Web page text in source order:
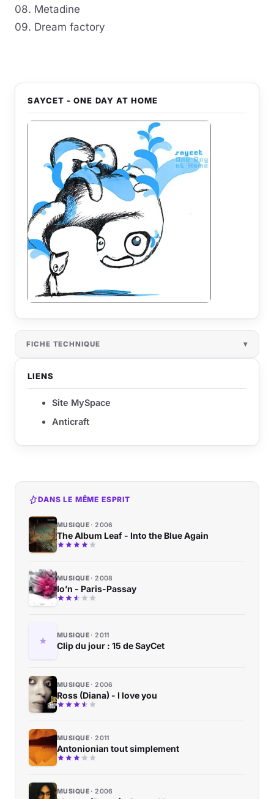
08. Metadine
09. Dream factory
SAYCET - ONE DAY AT HOME
FICHE TECHNIQUE
LIENS
Site MySpace
Anticraft
DANS LE MÊME ESPRIT
MUSIQUE 2006
The Album Leaf - Into the Blue Again
MUSIQUE 2008
Io’n - Paris-Passay
MUSIQUE 2011
Clip du jour : 15 de SayCet
MUSIQUE 2006
Ross (Diana) - I love you
MUSIQUE 2011
Antonionian tout simplement
MUSIQUE 2006